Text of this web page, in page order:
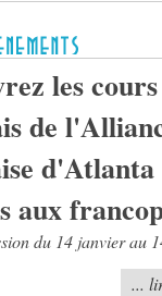
les cours
de
d'Atlanta
aux
du 14 janvier au
...